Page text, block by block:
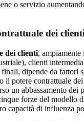
o servizio
dei
dei clienti,
clienti
dipende da fattori
il potere contrattuale
un abbassamento
forze del modello
capacità di influenza